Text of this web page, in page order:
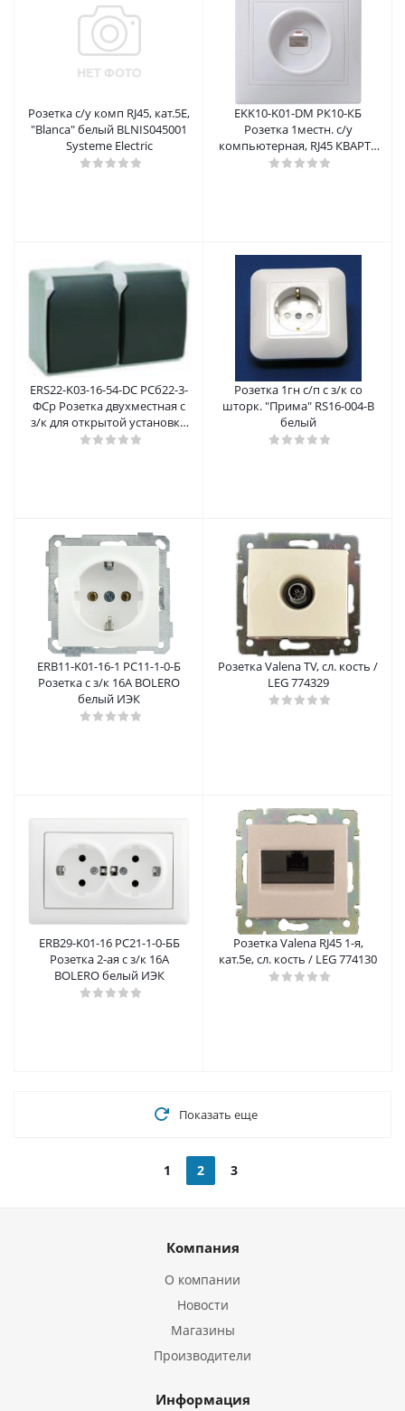
Розетка с/у комп RJ45, кат.5E,
"Blanca" белый BLNIS045001
Systeme Electric
EKK10-K01-DM РК10-КБ
Розетка 1местн. с/у
компьютерная, RJ45 КВАРТА
(белый), ИЭК
ERS22-K03-16-54-DC РСб22-3-
ФСр Розетка двухместная с
з/к для открытой установки
ФОРС IP54 ИЭК
Розетка 1гн с/п с з/к со
шторк. "Прима" RS16-004-B
белый
ERB11-K01-16-1 РС11-1-0-Б
Розетка с з/к 16А BOLERO
белый ИЭК
Розетка Valena TV, сл. кость /
LEG 774329
ERB29-K01-16 РС21-1-0-ББ
Розетка 2-ая с з/к 16А
BOLERO белый ИЭК
Розетка Valena RJ45 1-я,
кат.5е, сл. кость / LEG 774130
Показать еще
1 2 3
Компания
О компании
Новости
Магазины
Производители
Информация